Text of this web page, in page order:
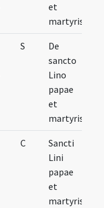
et
martyris
S
De
sancto
Lino
papae
et
martyris
C
Sancti
Lini
papae
et
martyris